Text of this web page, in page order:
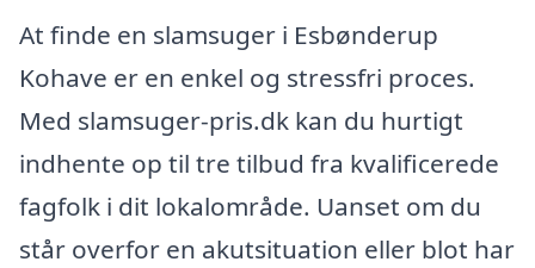
At finde en slamsuger i Esbønderup
Kohave er en enkel og stressfri proces.
Med slamsuger-pris.dk kan du hurtigt
indhente op til tre tilbud fra kvalificerede
fagfolk i dit lokalområde. Uanset om du
står overfor en akutsituation eller blot har